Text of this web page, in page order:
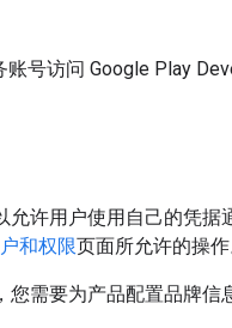
号访问 Google Play
允许用户使用自己的凭
和权限页面所允许的操作
您需要为产品配置品牌信